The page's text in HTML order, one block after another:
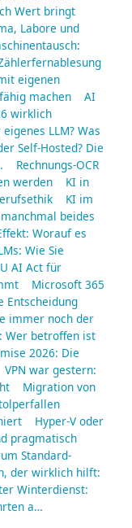
Wert bringt
Labore und
eigenen
machen
AI
wirklich
LLM? Was
Self-Hosted? Die
Rechnungs-OCR
werden
KI in
KI im
beides
Worauf es
Wie Sie
AI Act für
Microsoft 365
Entscheidung
immer noch der
Wer betroffen ist
2026: Die
VPN war gestern:
Migration von
Hyper-V oder
pragmatisch
Standard-
der wirklich hilft:
Winterdienst:
a…